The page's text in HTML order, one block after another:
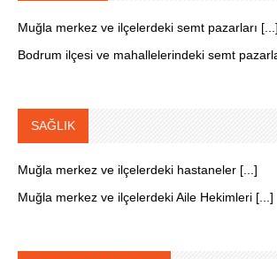
Muğla merkez ve ilçelerdeki semt pazarları [...]
Bodrum ilçesi ve mahallelerindeki semt
SAĞLIK
Muğla merkez ve ilçelerdeki hastaneler [...]
Muğla merkez ve ilçelerdeki Aile Hekimleri [...]